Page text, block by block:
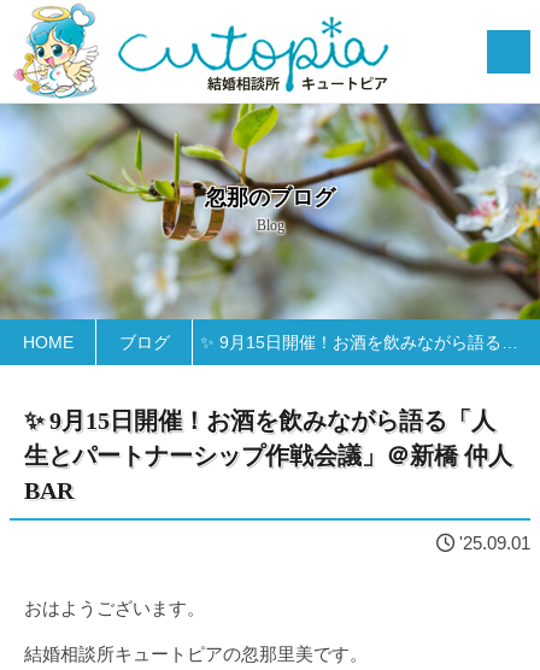
忽那のブログ
Blog
HOME ブログ
✨ 9月15日開催！お酒を飲みながら語る「人
生とパートナーシップ作戦会議」＠新橋 仲人
BAR
'25.09.01
おはようございます。
結婚相談所キュートピアの忽那里美です。